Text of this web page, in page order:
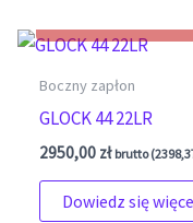
Boczny zapłon
GLOCK 44 22LR
2950,00 zł brutto (
Dowiedz się